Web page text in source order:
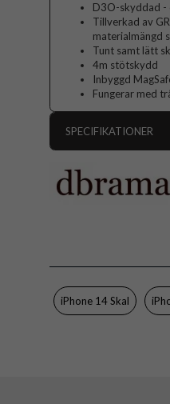
D3O-skyddad -
Tillverkad av
materialmängd
Tunt samt lätt
4m stötskydd
Inbyggd
Fungerar med
SPECIFIKATIONER
Passar till
Färg
Material
Varumärke
iPhone 14 Skal